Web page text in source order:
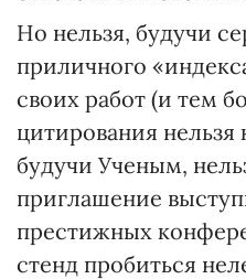
Но нельзя, будучи
приличного
своих работ (и тем
цитирования нельзя
будучи Ученым,
приглашение
престижных
стенд пробиться